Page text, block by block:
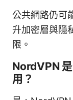
公共網路仍可
升加密層與隱
限。
NordVPN
用？